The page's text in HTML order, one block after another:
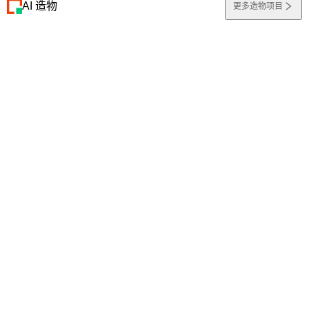
AI 造物 更多造物项目